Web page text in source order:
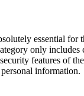
essential for
only includes
features of
information.